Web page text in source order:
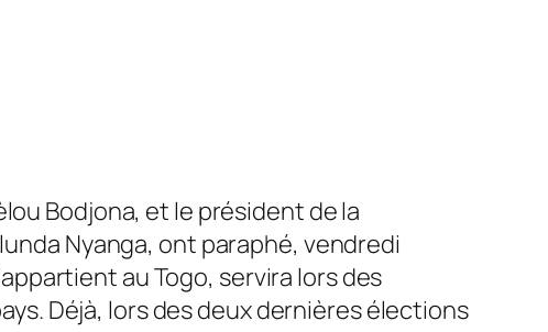
Bodjona, et le président de la
Nyanga, ont paraphé, vendredi
au Togo, servira lors des
Déjà, lors des deux dernières élections